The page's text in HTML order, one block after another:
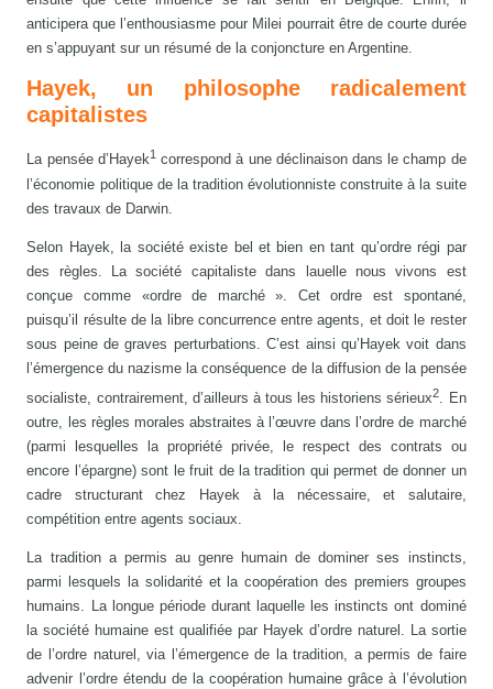
anticipera que l’enthousiasme pour Milei pourrait être de courte durée
en s’appuyant sur un résumé de la conjoncture en Argentine.
Hayek, un philosophe radicalement
capitalistes
La pensée d’Hayek1correspond à une déclinaison dans le champ de
l’économie politique de la tradition évolutionniste construite à la suite
des travaux de Darwin.
Selon Hayek, la société existe bel et bien en tant qu’ordre régi par
des règles. La société capitaliste dans lauelle nous vivons est
conçue comme «ordre de marché ». Cet ordre est spontané,
puisqu’il résulte de la libre concurrence entre agents, et doit le rester
sous peine de graves perturbations. C’est ainsi qu’Hayek voit dans
l’émergence du nazisme la conséquence de la diffusion de la pensée
socialiste, contrairement, d’ailleurs à tous les historiens sérieux2. En
outre, les règles morales abstraites à l’œuvre dans l’ordre de marché
(parmi lesquelles la propriété privée, le respect des contrats ou
encore l’épargne) sont le fruit de la tradition qui permet de donner un
cadre structurant chez Hayek à la nécessaire, et salutaire,
compétition entre agents sociaux.
La tradition a permis au genre humain de dominer ses instincts,
parmi lesquels la solidarité et la coopération des premiers groupes
humains. La longue période durant laquelle les instincts ont dominé
la société humaine est qualifiée par Hayek d’ordre naturel. La sortie
de l’ordre naturel, via l’émergence de la tradition, a permis de faire
advenir l’ordre étendu de la coopération humaine grâce à l’évolution